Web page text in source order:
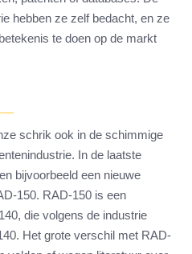
hebben ze zelf bedacht, en ze
te doen op de markt
schrik ook in de schimmige
In de laatste
bijvoorbeeld een nieuwe
150. RAD-150 is een
die volgens de industrie
Het grote verschil met RAD-